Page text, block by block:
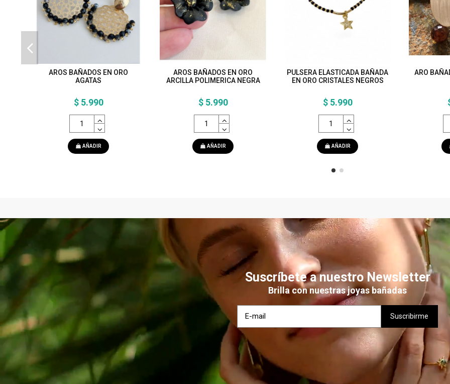
AROS BAÑADOS EN ORO
AGATAS
$ 5.990
AÑADIR
AROS BAÑADOS EN ORO
ARCILLA POLIMERICA NEGRA
$ 5.990
AÑADIR
PULSERA ELASTICADA BAÑADA
EN ORO CRISTALES NEGROS
$ 5.990
AÑADIR
ARO
Suscríbete a nuestro Newsletter
Brilla con nuestras joyas bañadas